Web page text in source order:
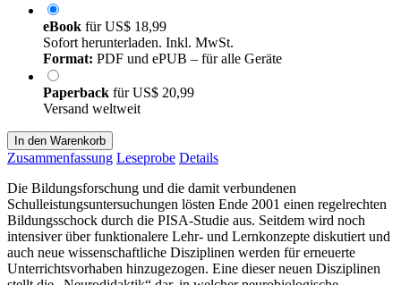
eBook fürUS$ 18,99
Sofort herunterladen. Inkl. MwSt.
Format: PDF und ePUB – für alle Geräte
Paperback fürUS$ 20,99
Versand weltweit
In den Warenkorb
Zusammenfassung Leseprobe Details
Die Bildungsforschung und die damit verbundenen
Schulleistungsuntersuchungen lösten Ende 2001 einen regelrechten
Bildungsschock durch die PISA-Studie aus. Seitdem wird noch
intensiver über funktionalere Lehr- und Lernkonzepte diskutiert und
auch neue wissenschaftliche Disziplinen werden für erneuerte
Unterrichtsvorhaben hinzugezogen. Eine dieser neuen Disziplinen